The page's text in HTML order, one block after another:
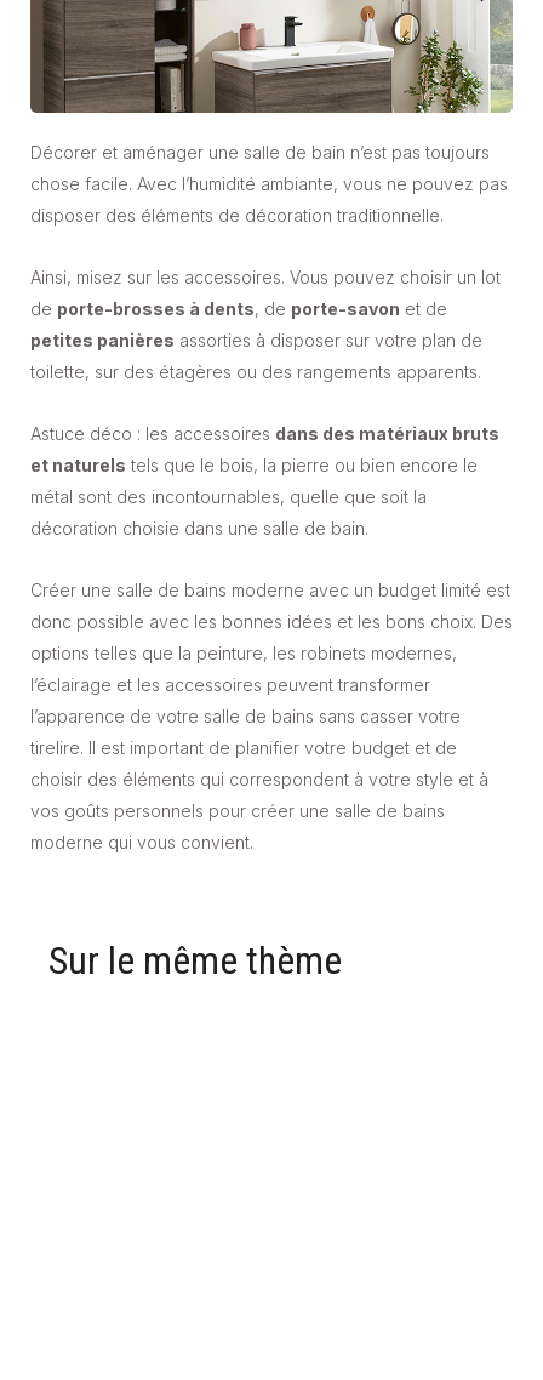
Décorer et aménager une salle de bain n’est pas toujours
chose facile. Avec l’humidité ambiante, vous ne pouvez pas
disposer des éléments de décoration traditionnelle.
Ainsi, misez sur les accessoires. Vous pouvez choisir un lot
de porte-brosses à dents, de porte-savon et de
petites panières assorties à disposer sur votre plan de
toilette, sur des étagères ou des rangements apparents.
Astuce déco : les accessoires dans des matériaux bruts
et naturels tels que le bois, la pierre ou bien encore le
métal sont des incontournables, quelle que soit la
décoration choisie dans une salle de bain.
Créer une salle de bains moderne avec un budget limité est
donc possible avec les bonnes idées et les bons choix. Des
options telles que la peinture, les robinets modernes,
l’éclairage et les accessoires peuvent transformer
l’apparence de votre salle de bains sans casser votre
tirelire. Il est important de planifier votre budget et de
choisir des éléments qui correspondent à votre style et à
vos goûts personnels pour créer une salle de bains
moderne qui vous convient.
Sur le même thème